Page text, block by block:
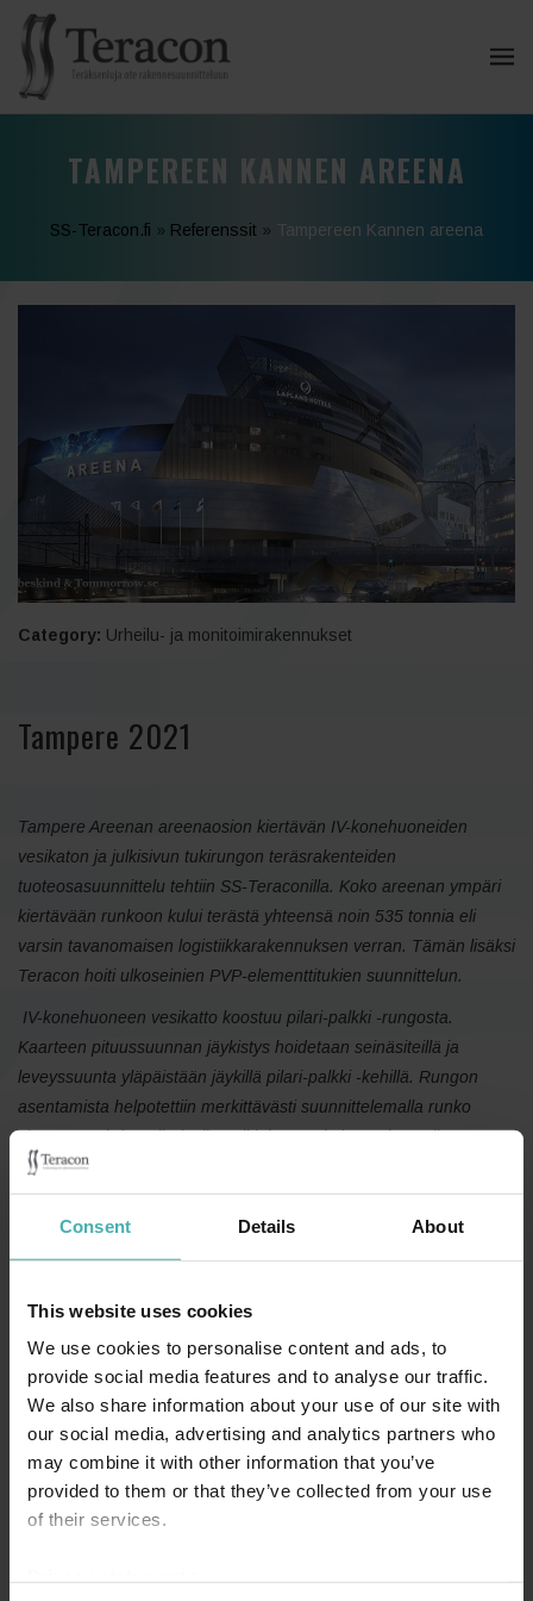
Consent Details About
This website uses cookies
We use cookies to personalise content and ads, to
provide social media features and to analyse our traffic.
We also share information about your use of our site with
our social media, advertising and analytics partners who
may combine it with other information that you’ve
provided to them or that they’ve collected from your use
of their services.
TAMPEREEN KANNEN AREENA
SS-Teracon.fi » Referenssit » Tampereen Kannen areena
Category: Urheilu- ja monitoimirakennukset
Tampere 2021
Tampere Areenan areenaosion kiertävän IV-konehuoneiden
vesikaton ja julkisivun tukirungon teräsrakenteiden
tuoteosasuunnittelu tehtiin SS-Teraconilla. Koko areenan ympäri
kiertävään runkoon kului terästä yhteensä noin 535 tonnia eli
varsin tavanomaisen logistiikkarakennuksen verran. Tämän lisäksi
Teracon hoiti ulkoseinien PVP-elementtitukien suunnittelun.
IV-konehuoneen vesikatto koostuu pilari-palkki -rungosta.
Kaarteen pituussuunnan jäykistys hoidetaan seinäsiteillä ja
leveyssuunta yläpäistään jäykillä pilari-palkki -kehillä. Rungon
asentamista helpotettiin merkittävästi suunnittelemalla runko
siten, että yhden pilarivälin palkit kattopelteineen kasattiin maassa
elementeiksi ja nämä nostettiin yhtenä kappaleena pilarien
varaan.
Julkisivun tukirunko ripustetaan kokonaisuudessaan vesikaton
ulokepalkeista. Tukirungon pystytuet on tuettu sivusuunnassa
vinositein. Suurten kappalemäärien vuoksi tukirungon
liitosdetaljeissa panostettiin tuotanto- ja asennusteknisesti
helppoihin ratkaisuihin muun muassa ideoimalla jokaisen palkin
väliset liitokset sisältämään riittävästi asennusvaraa sekä
minimoimalla konepajalla tehtävän hitsauksen määrä.
Rungon mitoitus tehtiin Autodesk Robot Structural Analysis -